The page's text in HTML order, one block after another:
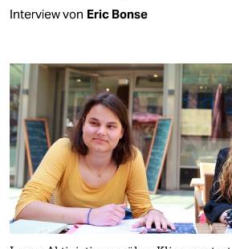
Interview von Eric Bonse